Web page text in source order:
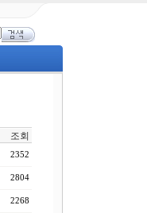
조회
2352
2804
2268